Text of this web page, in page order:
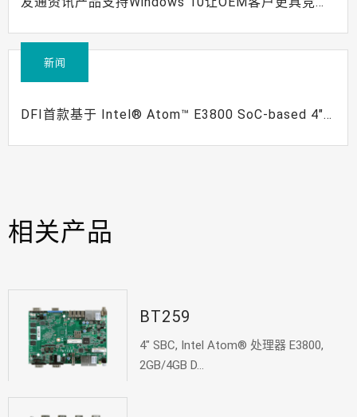
新闻
DFI首款基于 Intel® Atom™ E3800 SoC-based 4"
相关产品
BT259
4" SBC, Intel Atom® 处理器 E3800,
2GB/4GB D...